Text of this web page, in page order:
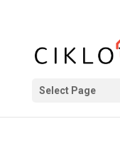
Select Page